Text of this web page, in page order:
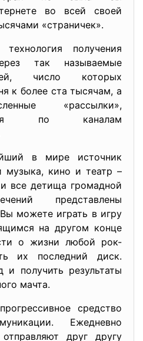
во всей своей
«страничек».
получения
так называемые
число которых
к более ста тысячам, а
«рассылки»,
по каналам
в мире источник
музыка, кино и театр –
все детища громадной
представлены
можете играть в игру
на другом конце
о жизни любой рок-
их последний диск.
и получить результаты
мачта.
средство
Ежедневно
друг другу